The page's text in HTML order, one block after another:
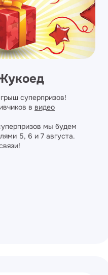
суперпризов!
в видео
мы будем
5, 6 и 7 августа.